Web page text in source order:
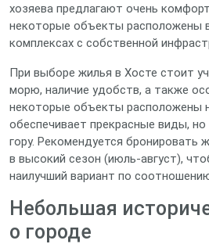
хозяева предлагают очень
некоторые объекты расположены
комплексах с собственной
При выборе жилья в Хосте стоит
морю, наличие удобств, а также
некоторые объекты расположены
обеспечивает прекрасные виды,
гору. Рекомендуется бронировать
в высокий сезон (июль-август),
наилучший вариант по
Небольшая
о городе